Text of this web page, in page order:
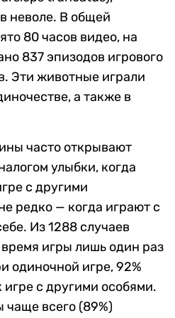
неволе. В общей
80 часов видео, на
837 эпизодов игрового
Эти животные играли
а также в
часто открывают
улыбки, когда
с другими
редко — когда играют с
Из 1288 случаев
игры лишь один раз
одиночной игре, 92%
игре с другими особями.
чаще всего (89%)